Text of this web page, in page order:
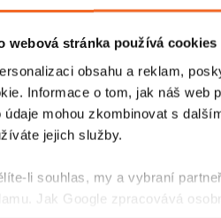
webová stránka používá cookies
obsahu a reklam,
Informace o tom, jak náš web
údaje mohou zkombinovat s
jejich služby.
li souhlas, my a vybraní
Jak Google zpracovává
Univerzální
montáž
FlexSide systém
umožňuje instalaci
na pravou i levou
sprchový kout
snadno přizpůsobí